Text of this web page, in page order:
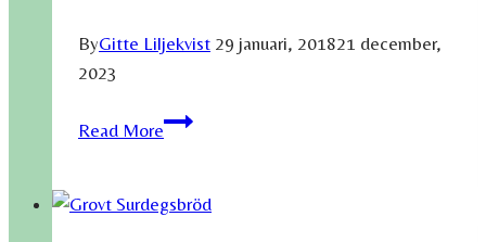
ByGitte Liljekvist 29 januari, 201821 december,
2023
Read MoreGrönkålspesto,
Svartkålspesto